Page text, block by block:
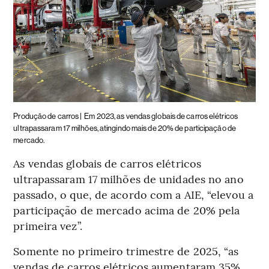
Produção de carros | Em 2023, as vendas globais de carros elétricos
ultrapassaram 17 milhões, atingindo mais de 20% de participação de
mercado.
As vendas globais de carros elétricos
ultrapassaram 17 milhões de unidades no ano
passado, o que, de acordo com a AIE, “elevou a
participação de mercado acima de 20% pela
primeira vez”.
Somente no primeiro trimestre de 2025, “as
vendas de carros elétricos aumentaram 35%